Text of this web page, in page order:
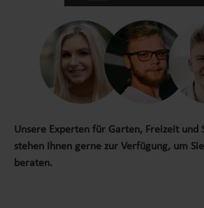
Unsere Experten für Garten, Freizeit und
stehen Ihnen gerne zur Verfügung, um
beraten.